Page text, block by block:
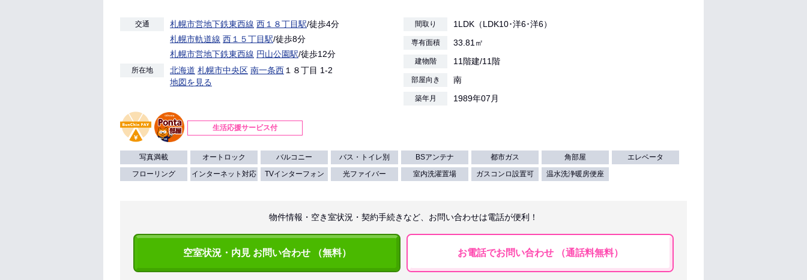
交通 札幌市営地下鉄東西線 西１８丁目駅/徒歩4分
札幌市軌道線 西１５丁目駅/徒歩8分
札幌市営地下鉄東西線 円山公園駅/徒歩12分
所在地 北海道 札幌市中央区 南一条西１８丁目 1-2
地図を見る
間取り 1LDK（LDK10･洋6･洋6）
専有面積 33.81㎡
建物階 11階建/11階
部屋向き 南
築年月 1989年07月
生活応援サービス付
写真満載 オートロック バルコニー バス・トイレ別 BSアンテナ 都市ガス 角部屋
エレベータ
フローリング
インターネット対応 TVインターフォン 光ファイバー 室内洗濯置場 ガスコンロ設置可 温水洗浄暖房便座
物件情報・空き室状況・契約手続きなど、お問い合わせは電話が便利！
空室状況・内見 お問い合わせ （無料） お電話でお問い合わせ （通話料無料）